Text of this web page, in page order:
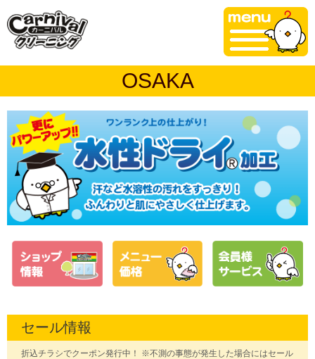
OSAKA
セール情報
折込チラシでクーポン発行中！
※不測の事態が発生した場合にはセール